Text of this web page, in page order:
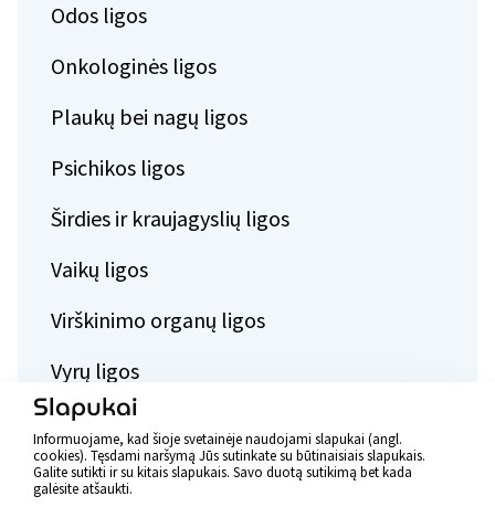
Odos ligos
Onkologinės ligos
Plaukų bei nagų ligos
Psichikos ligos
Širdies ir kraujagyslių ligos
Vaikų ligos
Virškinimo organų ligos
Vyrų ligos
Slapukai
Informuojame, kad šioje svetainėje naudojami slapukai (angl.
cookies). Tęsdami naršymą Jūs sutinkate su būtinaisiais slapukais.
Galite sutikti ir su kitais slapukais. Savo duotą sutikimą bet kada
galėsite atšaukti.